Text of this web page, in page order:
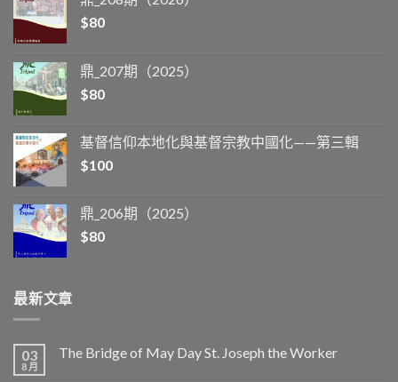
$80
鼎_207期（2025）
$80
基督信仰本地化與基督宗教中國化——第三輯
$100
鼎_206期（2025）
$80
最新文章
03
8 月
The Bridge of May Day St. Joseph the Worker